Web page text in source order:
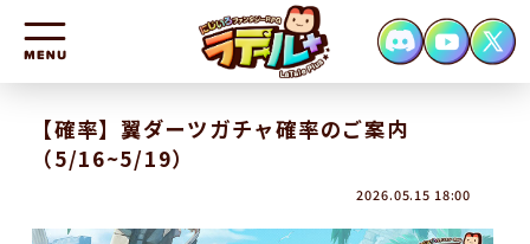
HOME
NEWS
【確率】翼ダーツガチャ確率のご案内
（5/16~5/19）
2026.05.15 18:00